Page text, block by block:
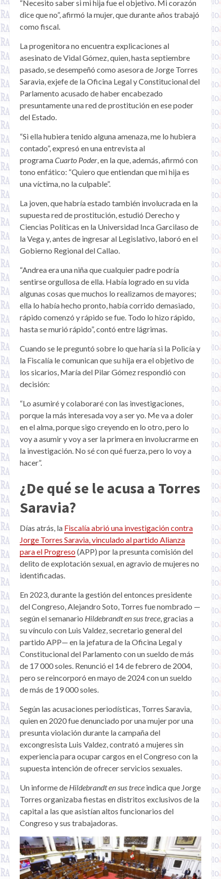
“Necesito saber si mi hija fue el objetivo. Mi corazón
dice que no”, afirmó la mujer, que durante años trabajó
como fiscal.
La progenitora no encuentra explicaciones al
asesinato de Vidal Gómez, quien, hasta septiembre
pasado, se desempeñó como asesora de Jorge Torres
Saravia, exjefe de la Oficina Legal y Constitucional del
Parlamento acusado de haber encabezado
presuntamente una red de prostitución en ese poder
del Estado.
“Si ella hubiera tenido alguna amenaza, me lo hubiera
contado”, expresó en una entrevista al
programaCuarto Poder, en la que, además, afirmó con
tono enfático: “Quiero que entiendan que mi hija es
una víctima, no la culpable”.
La joven, que habría estado también involucrada en la
supuesta red de prostitución, estudió Derecho y
Ciencias Políticas en la Universidad Inca Garcilaso de
la Vega y, antes de ingresar al Legislativo, laboró en el
Gobierno Regional del Callao.
“Andrea era una niña que cualquier padre podría
sentirse orgullosa de ella. Había logrado en su vida
algunas cosas que muchos lo realizamos de mayores;
ella lo había hecho pronto, había corrido demasiado,
rápido comenzó y rápido se fue. Todo lo hizo rápido,
hasta se murió rápido”, contó entre lágrimas.
Cuando se le preguntó sobre lo que haría si la Policía y
la Fiscalía le comunican que su hija era el objetivo de
los sicarios, María del Pilar Gómez respondió con
decisión:
“Lo asumiré y colaboraré con las investigaciones,
porque la más interesada voy a ser yo. Me va a doler
en el alma, porque sigo creyendo en lo otro, pero lo
voy a asumir y voy a ser la primera en involucrarme en
la investigación. No sé con qué fuerza, pero lo voy a
hacer”.
¿De qué se le acusa a Torres
Saravia?
Días atrás, la Fiscalía abrió una investigación contra
Jorge Torres Saravia, vinculado al partido Alianza
para el Progreso (APP) por la presunta comisión del
delito de explotación sexual, en agravio de mujeres no
identificadas.
En 2023, durante la gestión del entonces presidente
del Congreso, Alejandro Soto, Torres fue nombrado —
según el semanario Hildebrandt en sus trece, gracias a
su vínculo con Luis Valdez, secretario general del
partido APP— en la jefatura de la Oficina Legal y
Constitucional del Parlamento con un sueldo de más
de 17 000 soles. Renunció el 14 de febrero de 2004,
pero se reincorporó en mayo de 2024 con un sueldo
de más de 19 000 soles.
Según las acusaciones periodísticas, Torres Saravia,
quien en 2020 fue denunciado por una mujer por una
presunta violación durante la campaña del
excongresista Luis Valdez, contrató a mujeres sin
experiencia para ocupar cargos en el Congreso con la
supuesta intención de ofrecer servicios sexuales.
Un informe de Hildebrandt en sus trece indica que Jorge
Torres organizaba fiestas en distritos exclusivos de la
capital a las que asistían altos funcionarios del
Congreso y sus trabajadoras.